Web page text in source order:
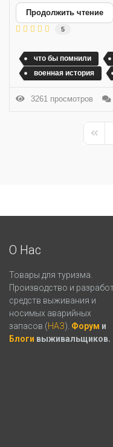
Продолжить чтение
5
что бы помнили
военная история
3261 просмотров
First
О Нас
Товары для туризма.
Производство и
средств выживания и
носимых аварийных
запасов (НАЗ). Форум и
Блоги выживальщиков.